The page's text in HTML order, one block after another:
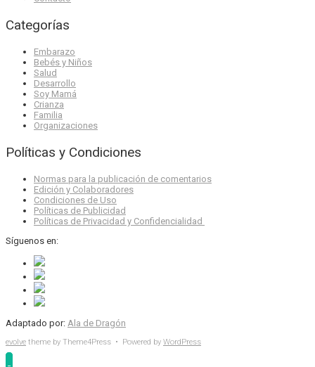
Categorías
Embarazo
Bebés y Niños
Salud
Desarrollo
Soy Mamá
Crianza
Familia
Organizaciones
Políticas y Condiciones
Normas para la publicación de comentarios
Edición y Colaboradores
Condiciones de Uso
Políticas de Publicidad
Políticas de Privacidad y Confidencialidad
Síguenos en:
Adaptado por: Ala de Dragón
evolve theme by Theme4Press • Powered by WordPress